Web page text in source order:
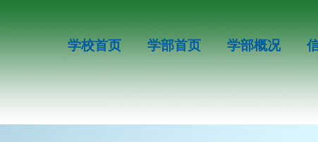
学校首页 学部首页 学部概况